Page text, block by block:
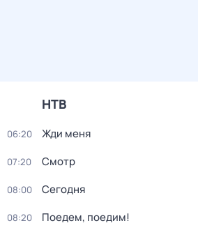
НТВ
06:20 Жди меня
07:20 Смотр
08:00 Сегодня
08:20 Поедем, поедим!